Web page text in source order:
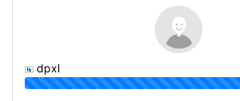
dpxl
91%